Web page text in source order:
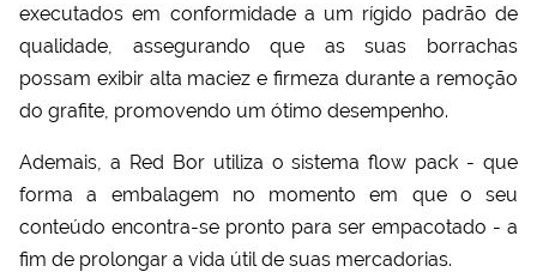
executados em conformidade a um rígido padrão de
qualidade, assegurando que as suas borrachas
possam exibir alta maciez e firmeza durante a remoção
do grafite, promovendo um ótimo desempenho.
Ademais, a Red Bor utiliza o sistema flow pack - que
forma a embalagem no momento em que o seu
conteúdo encontra-se pronto para ser empacotado - a
fim de prolongar a vida útil de suas mercadorias.